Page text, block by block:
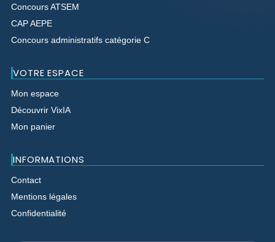
Concours ATSEM
CAP AEPE
Concours administratifs catégorie C
VOTRE ESPACE
Mon espace
Découvrir VixIA
Mon panier
INFORMATIONS
Contact
Mentions légales
Confidentialité